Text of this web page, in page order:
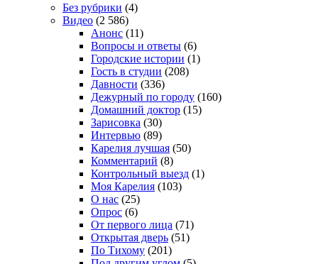
Без рубрики (4)
Видео (2 586)
Анонс (11)
Вопросы и ответы (6)
Городские истории (1)
Гость в студии (208)
Давности (336)
Дежурный по городу (160)
Домашний доктор (15)
Зарисовка (30)
Интервью (89)
Карелия лучшая (50)
Комментарий (8)
Контрольный выезд (1)
Моя Карелия (103)
О нас (25)
Опрос (6)
От первого лица (71)
Открытая дверь (51)
По Тихому (201)